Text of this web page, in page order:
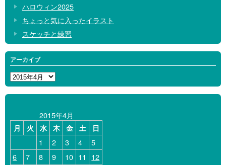
ハロウィン2025
ちょっと気に入ったイラスト
スケッチと練習
アーカイブ
ア
ー
カ
2015年4月
月 火 水 木 金 土 日
1 2 3 4
5
6
7 8 9 10 11
12